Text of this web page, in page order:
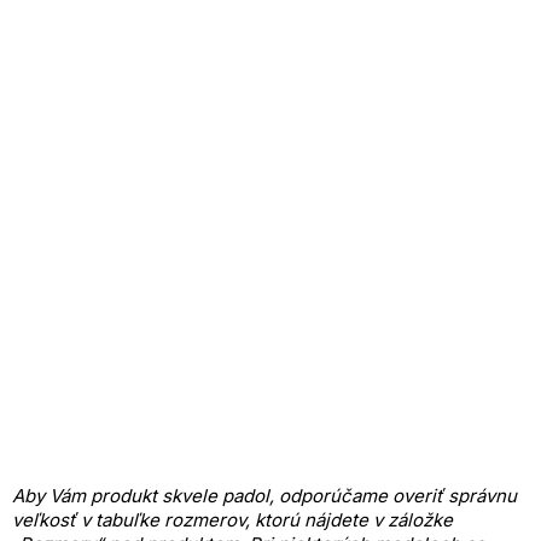
Aby Vám produkt skvele padol, odporúčame overiť správnu
veľkosť v tabuľke rozmerov, ktorú nájdete v záložke